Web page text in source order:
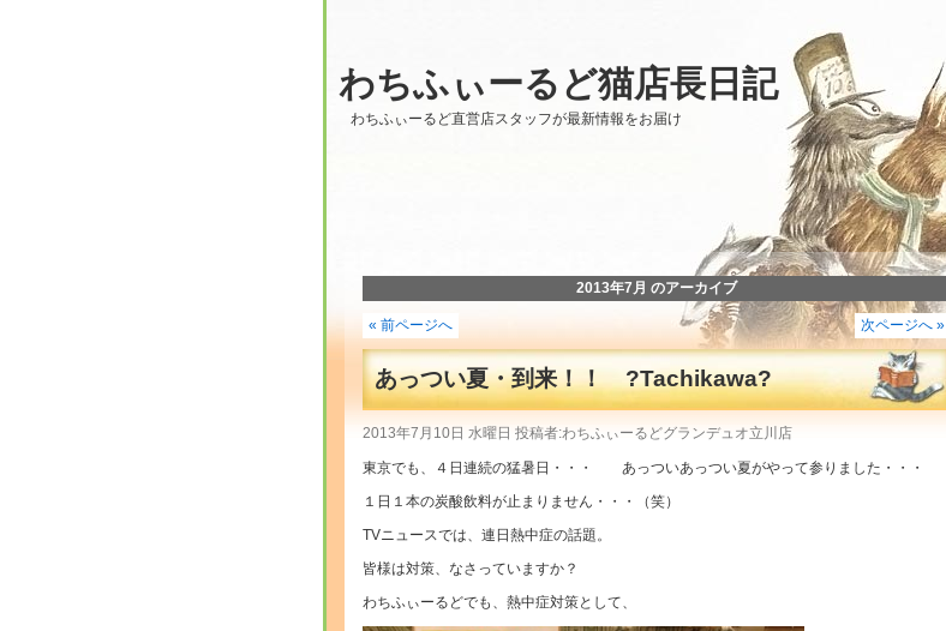
わちふぃーるど猫店長日記
わちふぃーるど直営店スタッフが最新情報をお届け
2013年7月 のアーカイブ
« 前ページへ 次ページへ »
あっつい夏・到来！！ ?Tachikawa?
2013年7月10日 水曜日 投稿者:わちふぃーるどグランデュオ立川店
東京でも、４日連続の猛暑日・・・ あっついあっつい夏がやって参りました・・・
１日１本の炭酸飲料が止まりません・・・（笑）
TVニュースでは、連日熱中症の話題。
皆様は対策、なさっていますか？
わちふぃーるどでも、熱中症対策として、